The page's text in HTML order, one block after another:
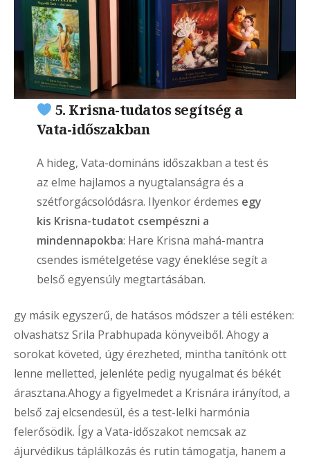
5. Krisna-tudatos segítség a
Vata-időszakban
A hideg, Vata-domináns időszakban a test és
az elme hajlamos a nyugtalanságra és a
szétforgácsolódásra. Ilyenkor érdemes egy
kis Krisna-tudatot csempészni a
mindennapokba: Hare Krisna mahá-mantra
csendes ismételgetése vagy éneklése segít a
belső egyensúly megtartásában.
gy másik egyszerű, de hatásos módszer a téli estéken:
olvashatsz Srila Prabhupada könyveiből. Ahogy a
sorokat követed, úgy érezheted, mintha tanítónk ott
lenne melletted, jelenléte pedig nyugalmat és békét
árasztana.Ahogy a figyelmedet a Krisnára irányítod, a
belső zaj elcsendesül, és a test-lelki harmónia
felerősödik. Így a Vata-időszakot nemcsak az
ájurvédikus táplálkozás és rutin támogatja, hanem a